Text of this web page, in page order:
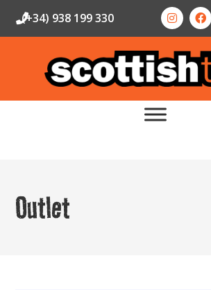
(+34) 938 199 330
Outlet